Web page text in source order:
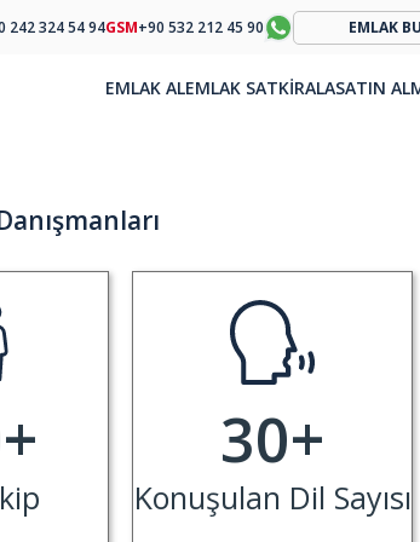
+ 30+
Konuşulan Dil Sayısı
242 324 54 94GSM+90 532 212 45 90 EMLAK
EMLAK ALEMLAK SATKİRALASATIN